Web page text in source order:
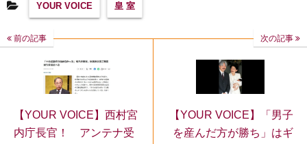
YOUR VOICE 皇 室
前の記事
【YOUR VOICE】西村宮
内庁長官！ アンテナ受
次の記事
【YOUR VOICE】「男子
を産んだ方が勝ち」はギ